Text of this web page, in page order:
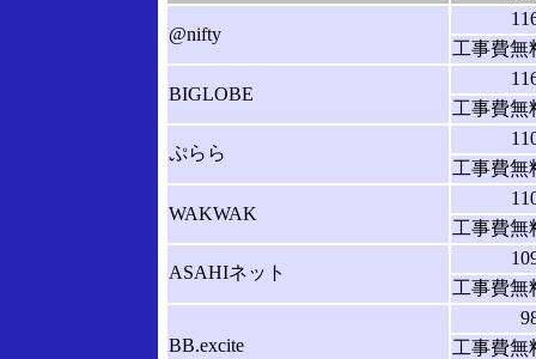
@nifty
工事費無
BIGLOBE
工事費無
ぷらら
工事費無
WAKWAK
工事費無
ASAHIネット
工事費無
BB.excite
工事費無